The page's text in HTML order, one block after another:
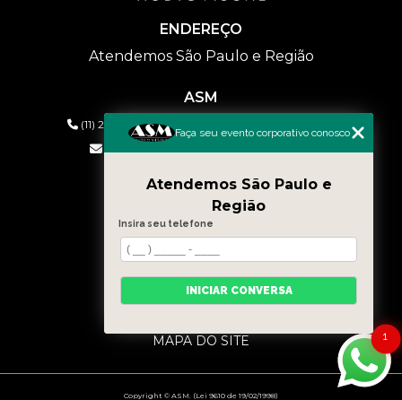
ENDEREÇO
Atendemos São Paulo e Região
ASM
(11) 2626-2019 (11) 99577-9954
eventos@asmaudiovisual.com.br
MENU
HOME
QUEM SOMOS
SERVIÇOS
CONTATO
BLOG
MAPA DO SITE
Copyright © ASM. (Lei 9610 de 19/02/1998)
1
Faça seu evento corporativo conosco
Atendemos São Paulo e
Região
Insira seu telefone
INICIAR CONVERSA